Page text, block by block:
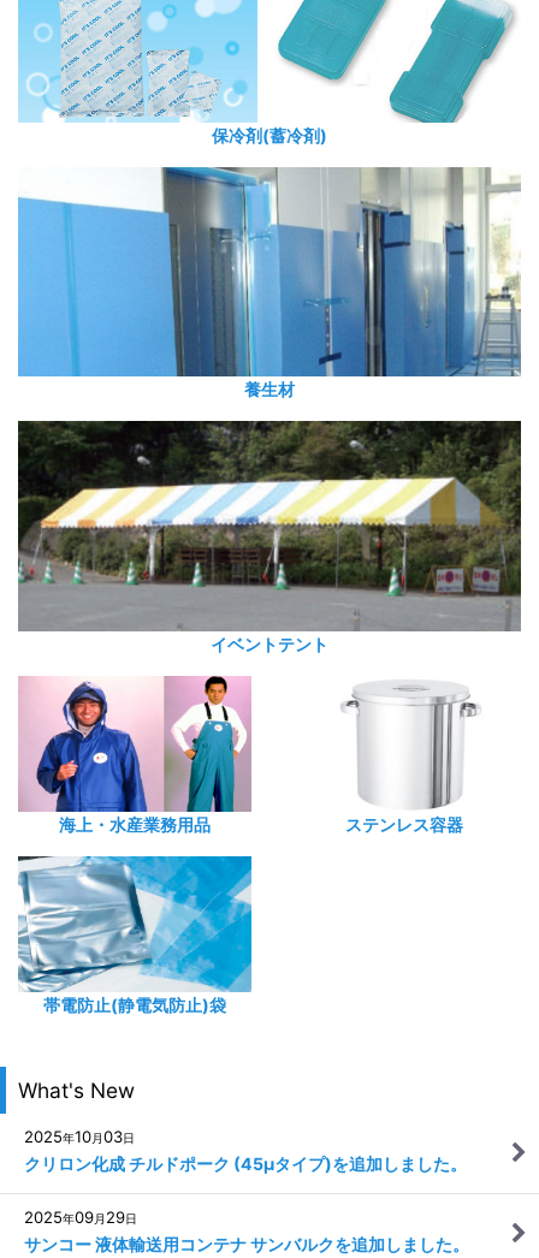
保冷剤(蓄冷剤)
養生材
イベントテント
海上・水産業務用品 ステンレス容器
帯電防止(静電気防止)袋
What's New
2025年10月03日
クリロン化成 チルドポーク (45μタイプ)を追加しました。
2025年09月 29日
サンコー 液体輸送用コンテナ サンバルクを追加しました。